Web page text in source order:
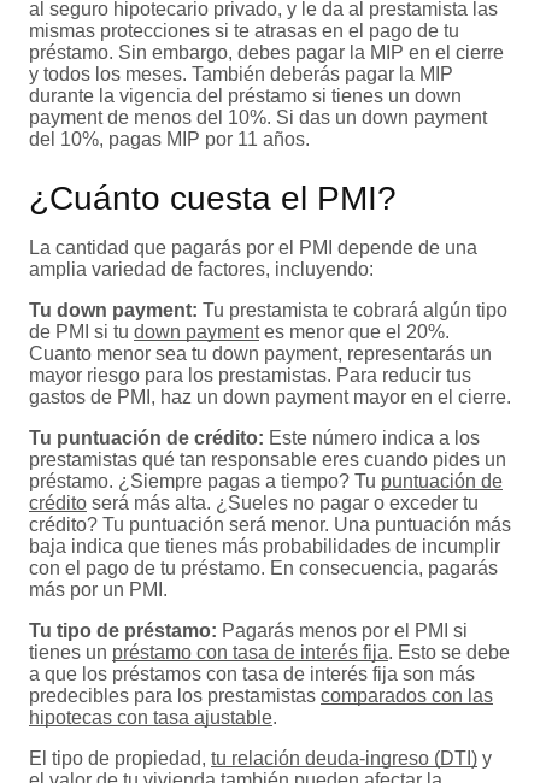
al seguro hipotecario privado, y le da al prestamista las
mismas protecciones si te atrasas en el pago de tu
préstamo. Sin embargo, debes pagar la MIP en el cierre
y todos los meses. También deberás pagar la MIP
durante la vigencia del préstamo si tienes un down
payment de menos del 10%. Si das un down payment
del 10%, pagas MIP por 11 años.
¿Cuánto cuesta el PMI?
La cantidad que pagarás por el PMI depende de una
amplia variedad de factores, incluyendo:
Tu down payment: Tu prestamista te cobrará algún tipo
de PMI si tu down paymentes menor que el 20%.
Cuanto menor sea tu down payment, representarás un
mayor riesgo para los prestamistas. Para reducir tus
gastos de PMI, haz un down payment mayor en el cierre.
Tu puntuación de crédito: Este número indica a los
prestamistas qué tan responsable eres cuando pides un
préstamo. ¿Siempre pagas a tiempo? Tu puntuación de
crédito será más alta. ¿Sueles no pagar o exceder tu
crédito? Tu puntuación será menor. Una puntuación más
baja indica que tienes más probabilidades de incumplir
con el pago de tu préstamo. En consecuencia, pagarás
más por un PMI.
Tu tipo de préstamo: Pagarás menos por el PMI si
tienes un préstamo con tasa de interés fija. Esto se debe
a que los préstamos con tasa de interés fija son más
predecibles para los prestamistas comparados con las
hipotecas con tasa ajustable.
El tipo de propiedad, tu relación deuda-ingreso (DTI) y